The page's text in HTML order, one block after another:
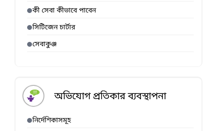
কী সেবা কীভাবে পাবেন
সিটিজেন চার্টার
সেবাকুঞ্জ
অভিযোগ প্রতিকার ব্যবস্থাপনা
নির্দেশিকাসমূহ